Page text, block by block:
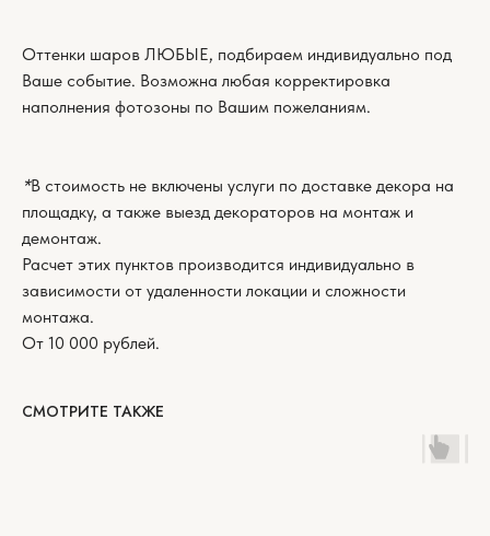
Оттенки шаров ЛЮБЫЕ, подбираем индивидуально под
Ваше событие. Возможна любая корректировка
наполнения фотозоны по Вашим пожеланиям.
*В стоимость не включены услуги по доставке декора на
площадку, а также выезд декораторов на монтаж и
демонтаж.
Расчет этих пунктов производится индивидуально в
зависимости от удаленности локации и сложности
монтажа.
От 10 000 рублей.
СМОТРИТЕ ТАКЖЕ